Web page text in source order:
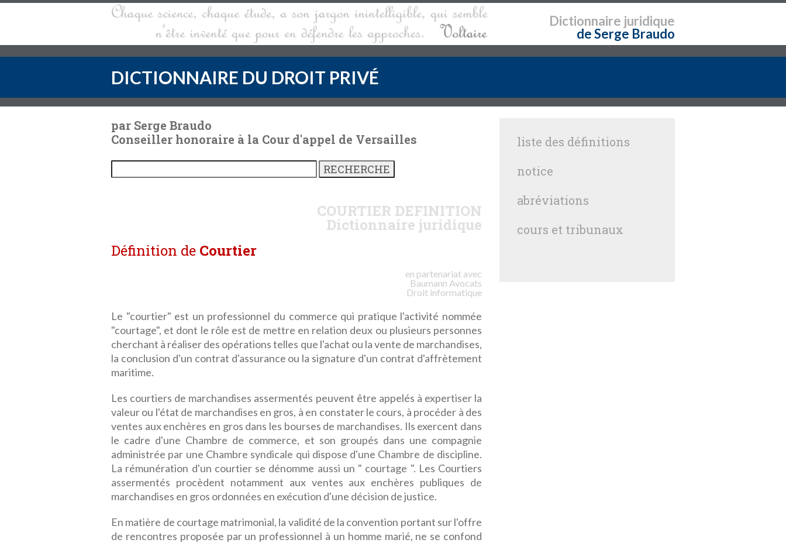
Dictionnaire juridique
de Serge Braudo
DICTIONNAIRE DU DROIT PRIVÉ
par Serge Braudo
Conseiller honoraire à la Cour d'appel de Versailles
COURTIER DEFINITION
Dictionnaire juridique
Définition de Courtier
en partenariat avec
Baumann Avocats
Droit informatique
Le "courtier" est un professionnel du commerce qui pratique l'activité nommée
"courtage", et dont le rôle est de mettre en relation deux ou plusieurs personnes
cherchant à réaliser des opérations telles que l'achat ou la vente de marchandises,
la conclusion d'un contrat d'assurance ou la signature d'un contrat d'affrètement
maritime.
Les courtiers de marchandises assermentés peuvent être appelés à expertiser la
valeur ou l'état de marchandises en gros, à en constater le cours, à procéder à des
ventes aux enchères en gros dans les bourses de marchandises. Ils exercent dans
le cadre d'une Chambre de commerce, et son groupés dans une compagnie
administrée par une Chambre syndicale qui dispose d'une Chambre de discipline.
La rémunération d'un courtier se dénomme aussi un " courtage ". Les Courtiers
assermentés procèdent notamment aux ventes aux enchères publiques de
marchandises en gros ordonnées en exécution d'une décision de justice.
En matière de courtage matrimonial, la validité de la convention portant sur l'offre
de rencontres proposée par un professionnel à un homme marié, ne se confond
liste des définitions
notice
abréviations
cours et tribunaux